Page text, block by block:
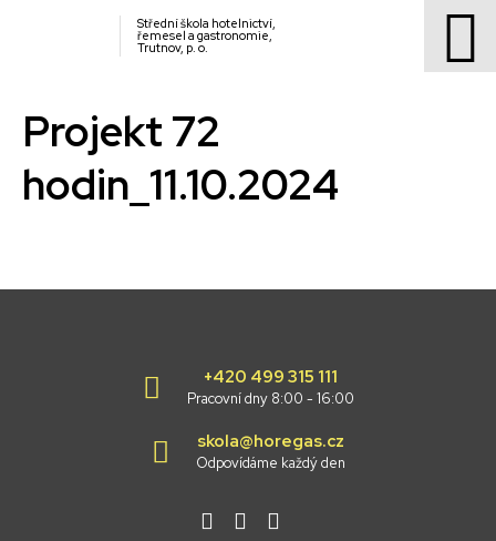
Střední škola hotelnictví,
řemesel a gastronomie,
Trutnov, p. o.
Projekt 72
hodin_11.10.2024
+420 499 315 111
Pracovní dny 8:00 - 16:00
skola@horegas.cz
Odpovídáme každý den